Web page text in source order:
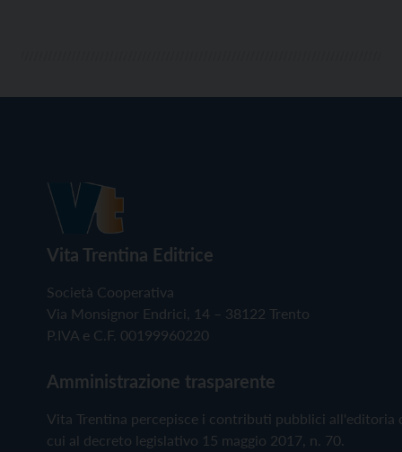
Vita Trentina Editrice
Società Cooperativa
Via Monsignor Endrici, 14 – 38122 Trento
P.IVA e C.F. 00199960220
Amministrazione trasparente
Vita Trentina percepisce i contributi pubblici all'editoria
cui al decreto legislativo 15 maggio 2017, n. 70.